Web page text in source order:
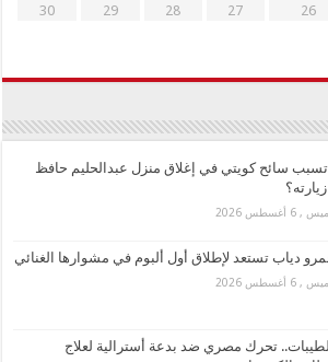
26
27
28
29
30
سائح كويتي في إغلاق منزل عبدالحليم حافظ
, 6 أغسطس 2026
دياب تستعد لإطلاق أول ألبوم في مشوارها الغنائي
, 6 أغسطس 2026
تحرك مصري ضد بدعة أسترالية لعلاج